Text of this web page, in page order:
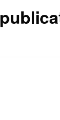
appréciée